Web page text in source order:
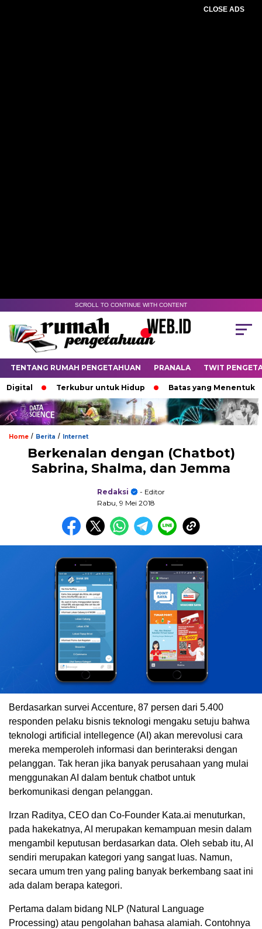
CLOSE ADS
SCROLL TO CONTINUE WITH CONTENT
TENTANG RUMAH PENGETAHUAN PRANALA TWIT
Terkubur untuk Hidup Batas yang Menentukan
Home / Berita / Internet
Berkenalan dengan (Chatbot)
Sabrina, Shalma, dan Jemma
Redaksi
- Editor
Rabu, 9 Mei 2018
Berdasarkan survei Accenture, 87 persen dari 5.400
responden pelaku bisnis teknologi mengaku setuju bahwa
teknologi artificial intellegence (AI) akan merevolusi cara
mereka memperoleh informasi dan berinteraksi dengan
pelanggan. Tak heran jika banyak perusahaan yang mulai
menggunakan AI dalam bentuk chatbot untuk
berkomunikasi dengan pelanggan.
Irzan Raditya, CEO dan Co-Founder Kata.ai menuturkan,
pada hakekatnya, AI merupakan kemampuan mesin dalam
mengambil keputusan berdasarkan data. Oleh sebab itu, AI
sendiri merupakan kategori yang sangat luas. Namun,
secara umum tren yang paling banyak berkembang saat ini
ada dalam berapa kategori.
Pertama dalam bidang NLP (Natural Language
Processing) atau pengolahan bahasa alamiah. Contohnya